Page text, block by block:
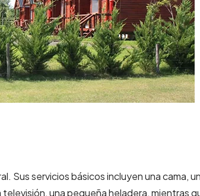
Sus servicios básicos incluyen una cama, un
una pequeña heladera, mientras